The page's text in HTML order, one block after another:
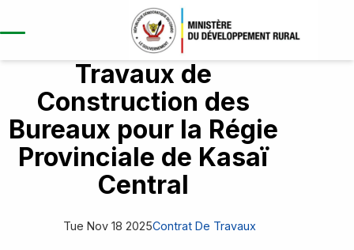
A propos
Aperçu du projet
Contexte et justification
Répertoire/Ouvrages
Kasaï central
Composantes
Travaux de
Construction des
Bureaux pour la Régie
Provinciale de Kasaï
Central
Tue Nov 18 2025Contrat De Travaux